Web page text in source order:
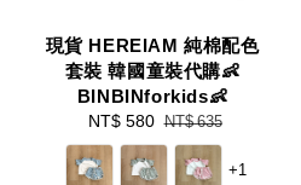
現貨 HEREIAM 純棉配色
套裝 韓國童裝代購👶
BINBINforkids👶
Sale
price
NT$ 580 Regular
price
NT$ 635
+1